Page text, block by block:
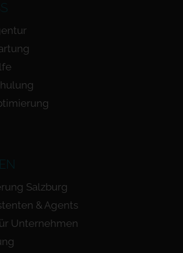
Salzburg
& Agents
Unternehmen